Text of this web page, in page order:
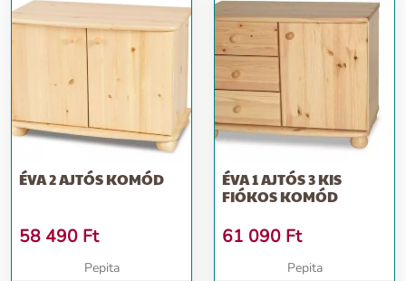
ÉVA 2 AJTÓS KOMÓD
58 490 Ft
Pepita
ÉVA 1 AJTÓS 3 KIS
FIÓKOS KOMÓD
61 090 Ft
Pepita